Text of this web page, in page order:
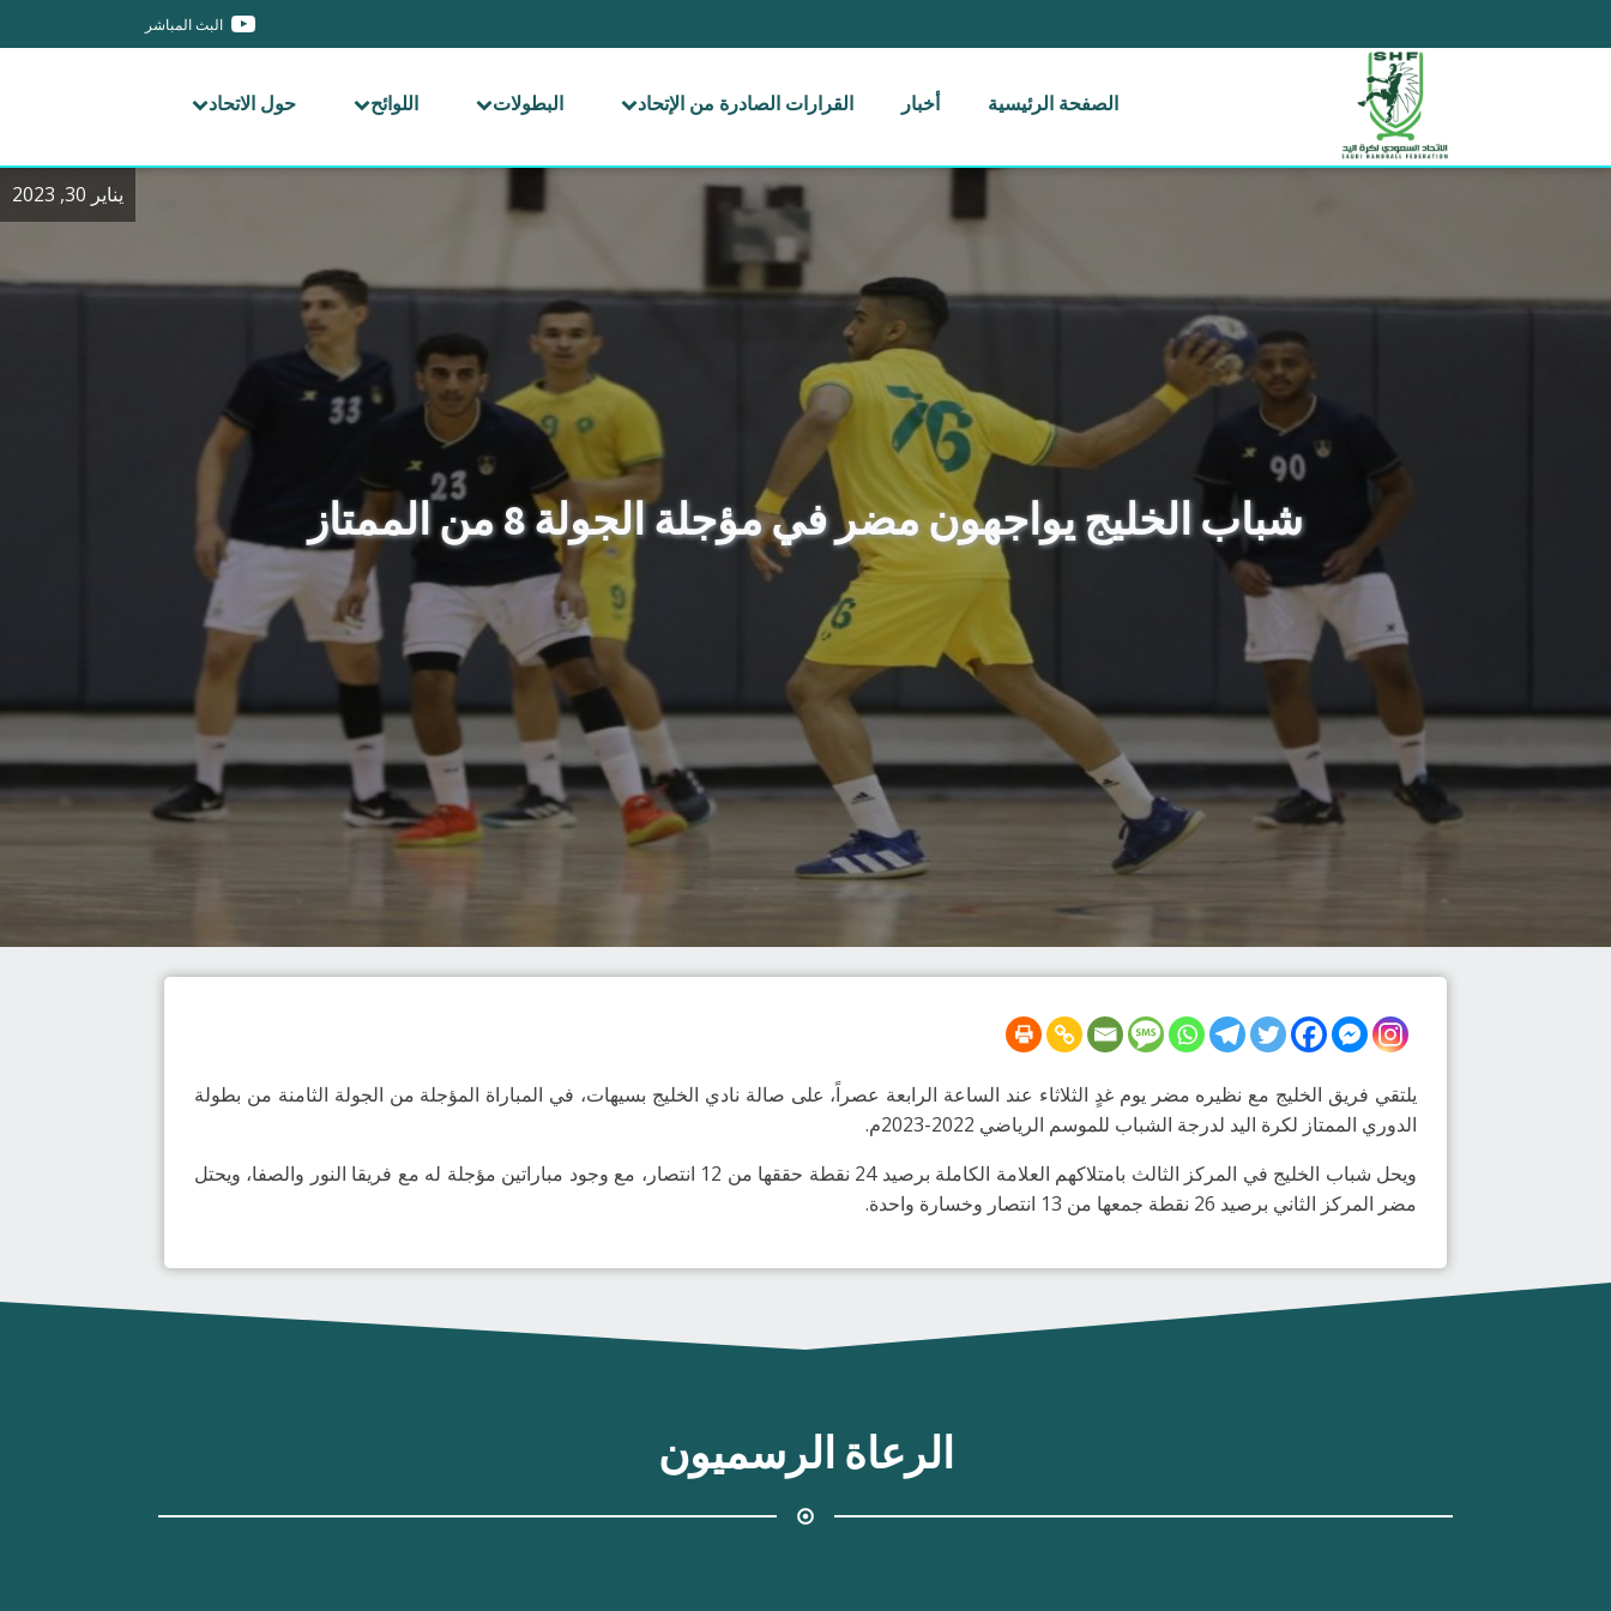
البث المباشر
الصفحة الرئيسية أخبار القرارات الصادرة من الإتحاد البطولات اللوائح حول الاتحاد
يناير 30, 2023
شباب الخليج يواجهون مضر في مؤجلة الجولة 8 من الممتاز
يلتقي فريق الخليج مع نظيره مضر يوم غدٍ الثلاثاء عند الساعة الرابعة عصراً، على صالة نادي الخليج بسيهات، في المباراة المؤجلة من الجولة الثامنة من بطولة
الدوري الممتاز لكرة اليد لدرجة الشباب للموسم الرياضي 2022-2023م.
ويحل شباب الخليج في المركز الثالث بامتلاكهم العلامة الكاملة برصيد 24 نقطة حققها من 12 انتصار، مع وجود مباراتين مؤجلة له مع فريقا النور والصفا، ويحتل
مضر المركز الثاني برصيد 26 نقطة جمعها من 13 انتصار وخسارة واحدة.
الرعاة الرسميون